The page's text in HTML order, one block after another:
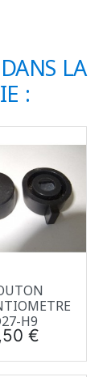
LA
:
H9
€